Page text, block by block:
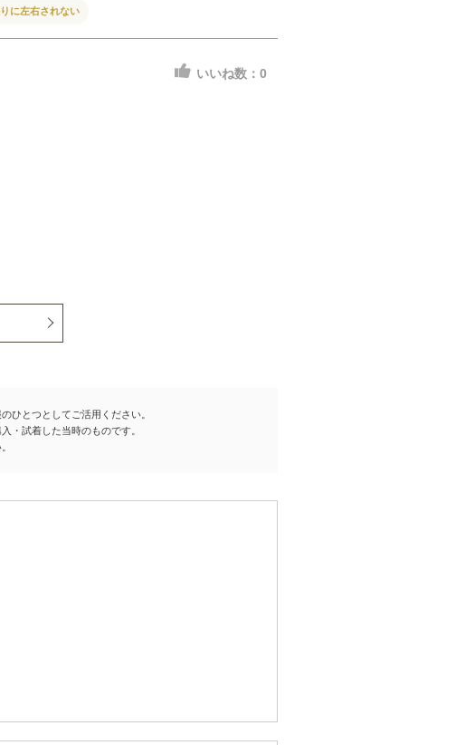
に左右されない
いいね数： 0
ひとつとしてご活用ください。
・試着した当時のものです。